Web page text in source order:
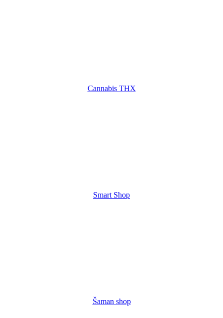
Cannabis THX
Smart Shop
Šaman shop